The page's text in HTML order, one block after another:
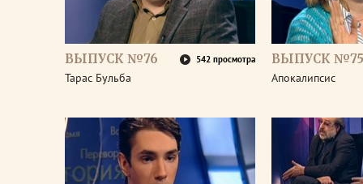
ВЫПУСК №76 542 просмотра
Тарас Бульба
ВЫПУСК №75
Апокалипсис